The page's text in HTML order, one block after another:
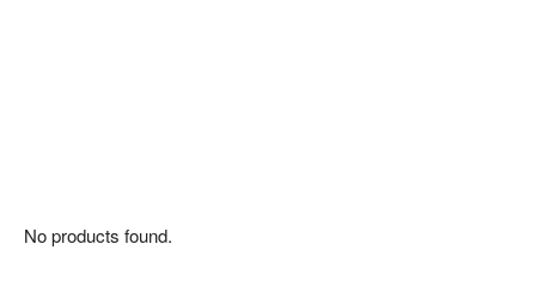
No products found.